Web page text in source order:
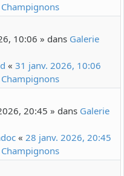
10:06 » dans Galerie
« 31 janv. 2026, 10:06
20:45 » dans Galerie
« 28 janv. 2026, 20:45